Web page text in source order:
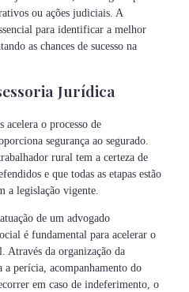
ou ações judiciais. A
para identificar a melhor
as chances de sucesso na
Jurídica
acelera o processo de
segurança ao segurado.
rural tem a certeza de
e que todas as etapas estão
a legislação vigente.
de um advogado
é fundamental para acelerar o
Através da organização da
a perícia, acompanhamento do
em caso de indeferimento, o